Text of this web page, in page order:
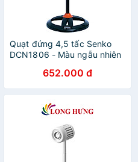
Quạt đứng 4,5 tấc Senko
DCN1806 - Màu ngẫu nhiên
652.000 đ